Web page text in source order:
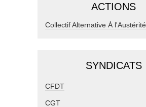
ACTIONS
Collectif Alternative À l'Austérité
SYNDICATS
CFDT
CGT